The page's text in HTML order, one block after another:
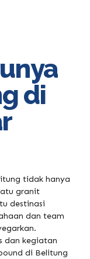
di
tidak hanya
granit
destinasi
dan team
dan kegiatan
di Belitung